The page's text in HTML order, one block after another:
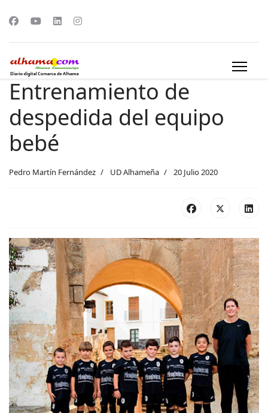
Entrenamiento de
despedida del equipo
bebé
Pedro Martín Fernández UD Alhameña 20 Julio 2020